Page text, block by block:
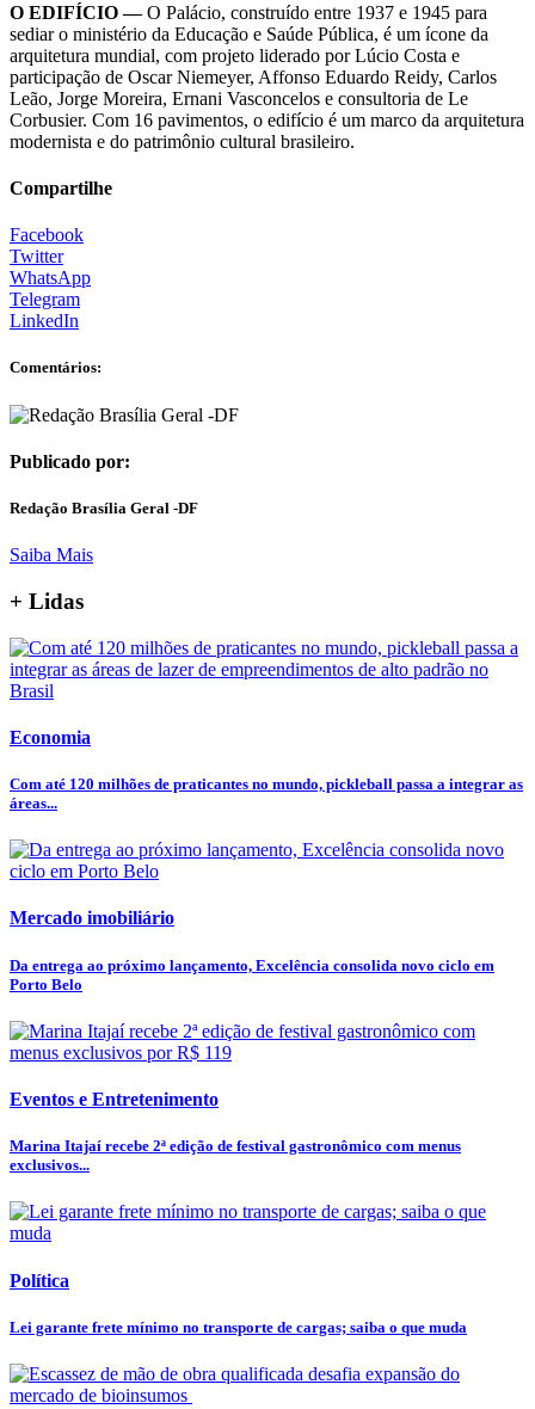
O EDIFÍCIO —O Palácio, construído entre 1937 e 1945 para
sediar o ministério da Educação e Saúde Pública, é um ícone da
arquitetura mundial, com projeto liderado por Lúcio Costa e
participação de Oscar Niemeyer, Affonso Eduardo Reidy, Carlos
Leão, Jorge Moreira, Ernani Vasconcelos e consultoria de Le
Corbusier. Com 16 pavimentos, o edifício é um marco da arquitetura
modernista e do patrimônio cultural brasileiro.
Compartilhe
Facebook
Twitter
WhatsApp
Telegram
LinkedIn
Comentários:
Publicado por:
Redação Brasília Geral -DF
Saiba Mais
+ Lidas
Economia
Com até 120 milhões de praticantes no mundo, pickleball passa a integrar as
áreas...
Mercado imobiliário
Da entrega ao próximo lançamento, Excelência consolida novo ciclo em
Porto Belo
Eventos e Entretenimento
Marina Itajaí recebe 2ª edição de festival gastronômico com menus
exclusivos...
Política
Lei garante frete mínimo no transporte de cargas; saiba o que muda